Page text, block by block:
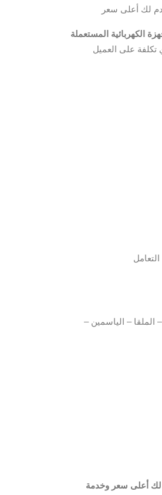
لك أعلى سعر
الكهربائية المستعملة
الملقا – الياسمين –
أعلى سعر وخدمة